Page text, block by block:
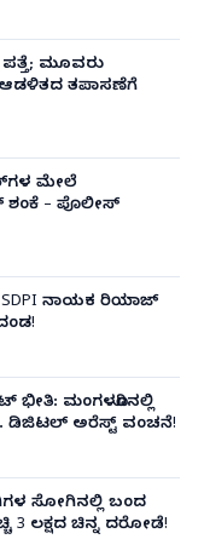
ಪತ್ತೆ; ಮೂವರು
ಆಡಳಿತದ ತಪಾಸಣೆಗೆ
ಶಂಕೆ – ಪೊಲೀಸ್
ನಾಯಕ ರಿಯಾಜ್
ಭೀತಿ: ಮಂಗಳೂರಿನಲ್ಲಿ
ಡಿಜಿಟಲ್ ಅರೆಸ್ಟ್ ವಂಚನೆ!
ಸೋಗಿನಲ್ಲಿ ಬಂದ
3 ಲಕ್ಷದ ಚಿನ್ನ ದರೋಡೆ!